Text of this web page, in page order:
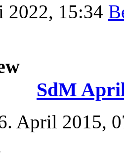
2022, 15:34
SdM
April 2015,